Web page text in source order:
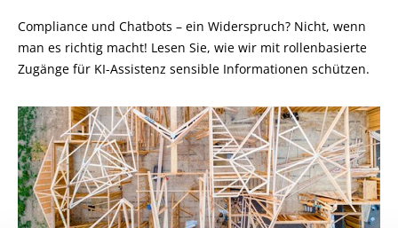
Compliance und Chatbots – ein Widerspruch? Nicht, wenn
man es richtig macht! Lesen Sie, wie wir mit rollenbasierte
Zugänge für KI-Assistenz sensible Informationen schützen.